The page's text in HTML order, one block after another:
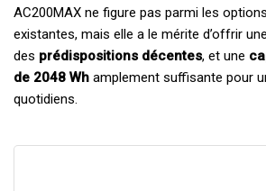
AC200MAX ne figure pas parmi les
existantes, mais elle a le mérite d’offrir
des prédispositions décentes, et une
de 2048 Wh amplement suffisante pour
quotidiens.